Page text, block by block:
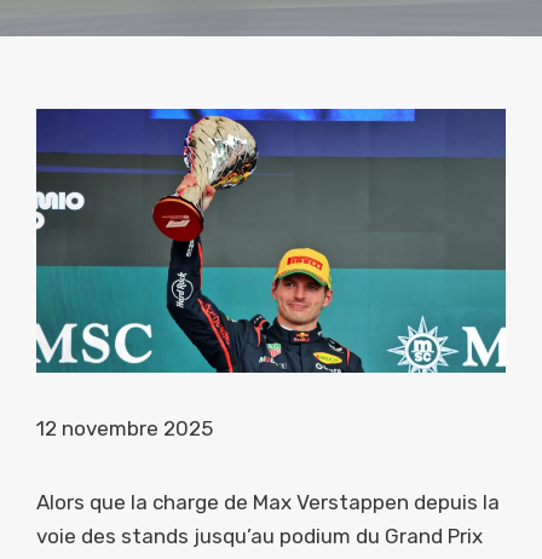
12 novembre 2025
Alors que la charge de Max Verstappen depuis la
voie des stands jusqu’au podium du Grand Prix